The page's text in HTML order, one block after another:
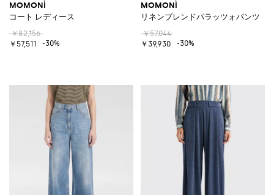
MOMONÌ
コート レディース
￥82,156
￥57,511
-30%
MOMONÌ
リネンブレンドパラッツォパンツ
￥57,044
￥39,930
-30%